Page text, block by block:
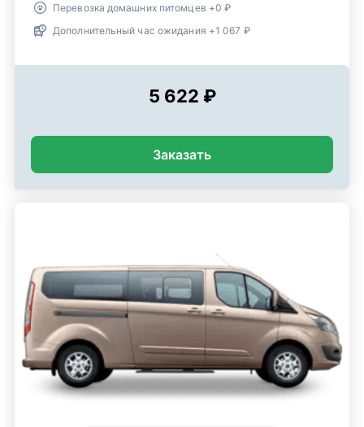
Перевозка домашних питомцев +0 ₽
Дополнительный час ожидания +1 067 ₽
5 622 ₽
Заказать